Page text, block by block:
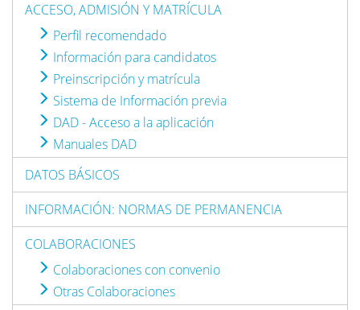
ACCESO, ADMISIÓN Y MATRÍCULA
Perfil recomendado
Información para candidatos
Preinscripción y matrícula
Sistema de Información previa
DAD - Acceso a la aplicación
Manuales DAD
DATOS BÁSICOS
INFORMACIÓN: NORMAS DE PERMANENCIA
COLABORACIONES
Colaboraciones con convenio
Otras Colaboraciones